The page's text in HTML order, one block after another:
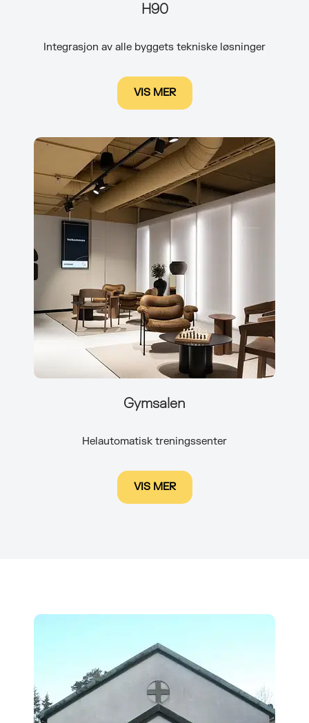
H90
Integrasjon av alle byggets tekniske løsninger
VIS MER
Gymsalen
Helautomatisk treningssenter
VIS MER